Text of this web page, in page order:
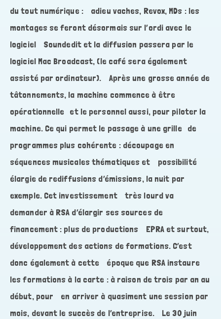
du tout numérique : adieu vaches, Revox, MDs : les
montages se feront désormais sur l’ordi avec le
logiciel Soundedit et la diffusion passera par le
logiciel Mac Broadcast, (le café sera également
assisté par ordinateur). Après une grosse année de
tâtonnements, la machine commence à être
opérationnelle et le personnel aussi, pour piloter la
machine. Ce qui permet le passage à une grille de
programmes plus cohérente : découpage en
séquences musicales thématiques et possibilité
élargie de rediffusions d’émissions, la nuit par
exemple. Cet investissement très lourd va
demander à RSA d’élargir ses sources de
financement : plus de productions EPRA et surtout,
développement des actions de formations. C’est
donc également à cette époque que RSA instaure
les formations à la carte : à raison de trois par an au
début, pour en arriver à quasiment une session par
mois, devant le succès de l’entreprise. Le 30 juin